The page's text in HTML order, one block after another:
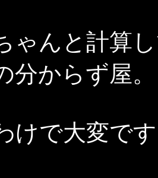
ゃんと計算
分からず屋。
けで大変で